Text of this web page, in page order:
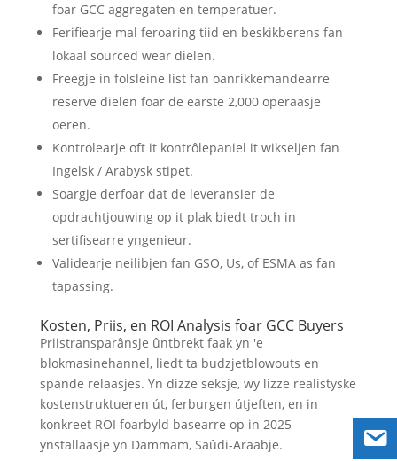
foar GCC aggregaten en temperatuer.
Ferifiearje mal feroaring tiid en beskikberens fan
lokaal sourced wear dielen.
Freegje in folsleine list fan oanrikkemandearre
reserve dielen foar de earste 2,000 operaasje
oeren.
Kontrolearje oft it kontrôlepaniel it wikseljen fan
Ingelsk / Arabysk stipet.
Soargje derfoar dat de leveransier de
opdrachtjouwing op it plak biedt troch in
sertifisearre yngenieur.
Validearje neilibjen fan GSO, Us, of ESMA as fan
tapassing.
Kosten, Priis, en ROI Analysis foar GCC Buyers
Priistransparânsje ûntbrekt faak yn 'e
blokmasinehannel, liedt ta budzjetblowouts en
spande relaasjes. Yn dizze seksje, wy lizze realistyske
kostenstruktueren út, ferburgen útjeften, en in
konkreet ROI foarbyld basearre op in 2025
ynstallaasje yn Dammam, Saûdi-Araabje.